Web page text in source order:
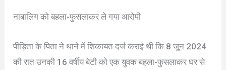
नाबालिग को बहला-फुसलाकर ले गया आरोपी
पीड़िता के पिता ने थाने में शिकायत दर्ज कराई थी कि 8 जून 2024
की रात उनकी 16 वर्षीय बेटी को एक युवक बहला-फुसलाकर घर से